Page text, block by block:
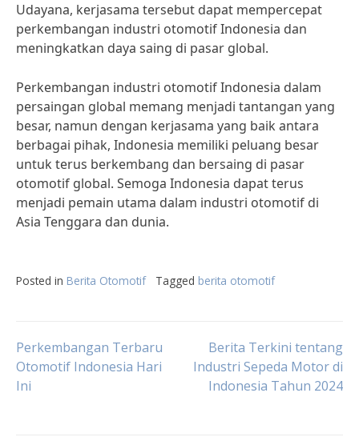
Udayana, kerjasama tersebut dapat mempercepat
perkembangan industri otomotif Indonesia dan
meningkatkan daya saing di pasar global.
Perkembangan industri otomotif Indonesia dalam
persaingan global memang menjadi tantangan yang
besar, namun dengan kerjasama yang baik antara
berbagai pihak, Indonesia memiliki peluang besar
untuk terus berkembang dan bersaing di pasar
otomotif global. Semoga Indonesia dapat terus
menjadi pemain utama dalam industri otomotif di
Asia Tenggara dan dunia.
Posted in Berita Otomotif Tagged berita otomotif
Post
navigation
Perkembangan Terbaru
Otomotif Indonesia Hari
Ini
Berita Terkini tentang
Industri Sepeda Motor di
Indonesia Tahun 2024